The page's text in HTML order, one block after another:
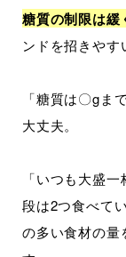
糖質の制限は緩
ンドを招きやす
「糖質は〇gま
大丈夫。
「いつも大盛
段は2つ食べて
の多い食材の量